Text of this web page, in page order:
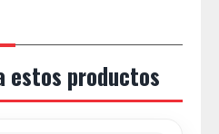
estos productos